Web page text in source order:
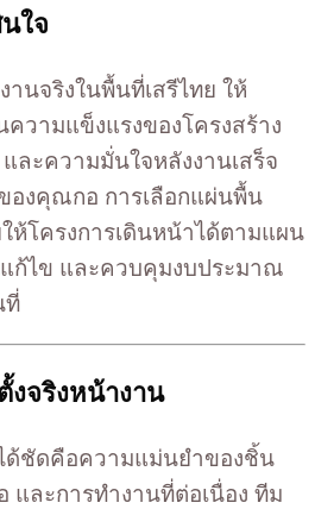
ใจ
านจริงในพื้นที่เสรีไทย ให้
วามแข็งแรงของโครงสร้าง
ละความมั่นใจหลังงานเสร็จ
องคุณกอ การเลือกแผ่นพื้น
ห้โครงการเดินหน้าได้ตามแผน
ก้ไข และควบคุมงบประมาณ
ที่
งจริงหน้างาน
ได้ชัดคือความแม่นยำของชิ้น
และการทำงานที่ต่อเนื่อง ทีม